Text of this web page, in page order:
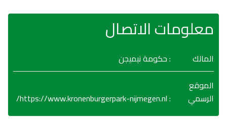
معلومات الاتصال
المالك
: حكومة نيميجن
الموقع
الرسمي
:
https://www.kronenburgerpark-nijmegen.nl/